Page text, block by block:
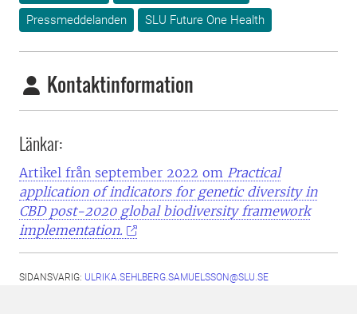
Pressmeddelanden
SLU Future One Health
Kontaktinformation
Länkar:
Artikel från september 2022 om Practical
application of indicators for genetic diversity in
CBD post-2020 global biodiversity framework
implementation.
SIDANSVARIG: ULRIKA.SEHLBERG.SAMUELSSON@SLU.SE